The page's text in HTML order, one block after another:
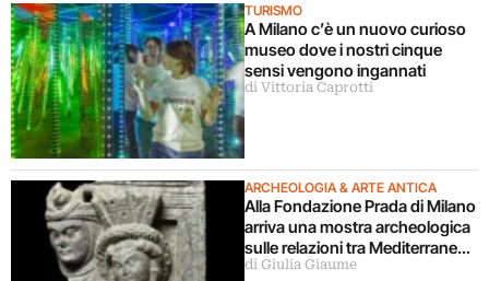
TURISMO
A Milano c’è un nuovo curioso
museo dove i nostri cinque
sensi vengono ingannati
di Vittoria Caprotti
ARCHEOLOGIA & ARTE ANTICA
Alla Fondazione Prada di Milano
arriva una mostra archeologica
sulle relazioni tra Mediterraneo
e Asia
di Giulia Giaume